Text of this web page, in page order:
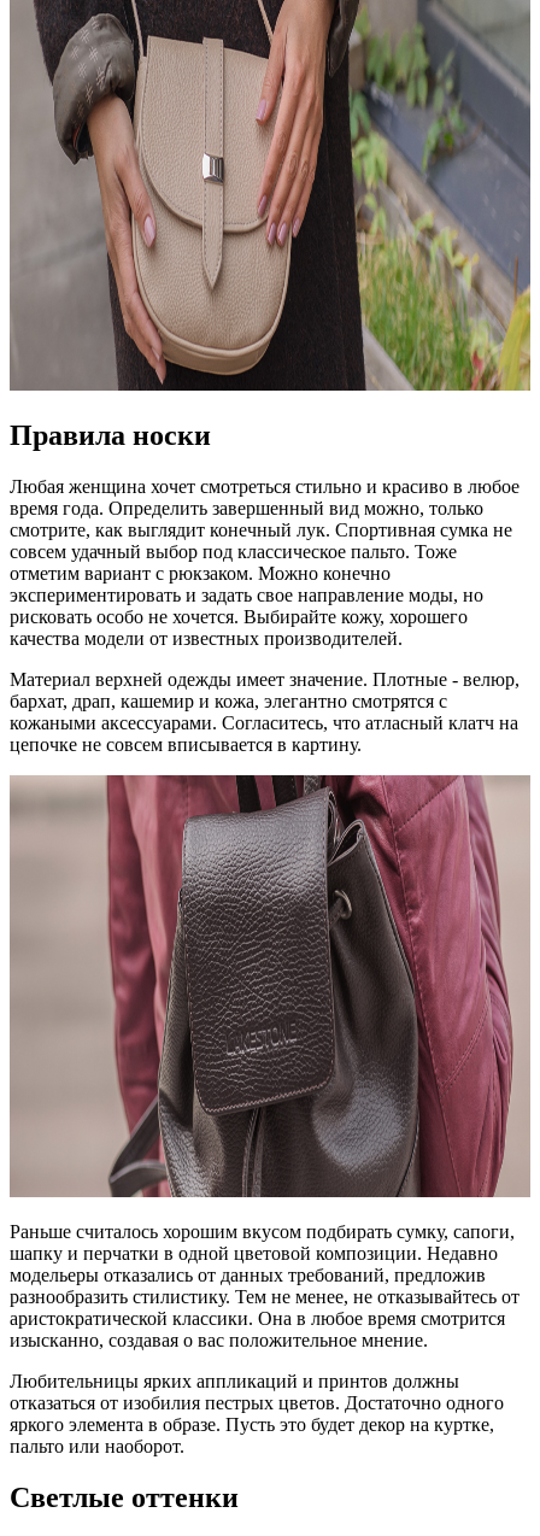
Правила носки
Любая женщина хочет смотреться стильно и красиво в любое
время года. Определить завершенный вид можно, только
смотрите, как выглядит конечный лук. Спортивная сумка не
совсем удачный выбор под классическое пальто. Тоже
отметим вариант с рюкзаком. Можно конечно
экспериментировать и задать свое направление моды, но
рисковать особо не хочется. Выбирайте кожу, хорошего
качества модели от известных производителей.
Материал верхней одежды имеет значение. Плотные - велюр,
бархат, драп, кашемир и кожа, элегантно смотрятся с
кожаными аксессуарами. Согласитесь, что атласный клатч на
цепочке не совсем вписывается в картину.
Раньше считалось хорошим вкусом подбирать сумку, сапоги,
шапку и перчатки в одной цветовой композиции. Недавно
модельеры отказались от данных требований, предложив
разнообразить стилистику. Тем не менее, не отказывайтесь от
аристократической классики. Она в любое время смотрится
изысканно, создавая о вас положительное мнение.
Любительницы ярких аппликаций и принтов должны
отказаться от изобилия пестрых цветов. Достаточно одного
яркого элемента в образе. Пусть это будет декор на куртке,
пальто или наоборот.
Светлые оттенки